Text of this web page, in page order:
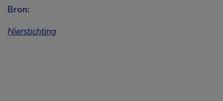
Bron:
Nierstichting